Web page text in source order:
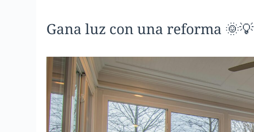
Gana luz con una reforma 🌞💡